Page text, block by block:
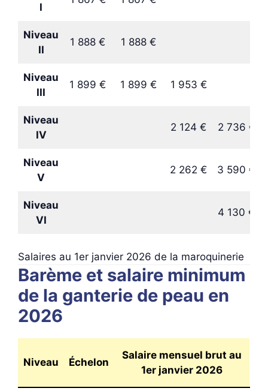
I
Niveau
II
1 888 € 1 888 €
Niveau
III
1 899 € 1 899 € 1 953 €
Niveau
IV
2 124 € 2 736 €
Niveau
V
2 262 € 3 590 €
Niveau
VI
4 130 €
Salaires au 1er janvier 2026 de la maroquinerie
Barème et salaire minimum
de la ganterie de peau en
2026
Niveau Échelon
Salaire mensuel brut au
1er janvier 2026